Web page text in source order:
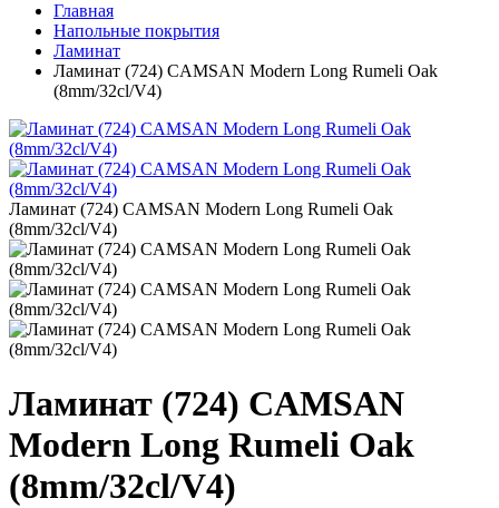
Главная
Напольные покрытия
Ламинат
Ламинат (724) CAMSAN Modern Long Rumeli Oak
(8mm/32cl/V4)
Ламинат (724) CAMSAN Modern Long Rumeli Oak
(8mm/32cl/V4)
Ламинат (724) CAMSAN
Modern Long Rumeli Oak
(8mm/32cl/V4)